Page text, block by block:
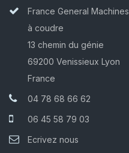
France General Machines
à coudre
13 chemin du génie
69200 Venissieux Lyon
France
04 78 68 66 62
06 45 58 79 03
Ecrivez nous